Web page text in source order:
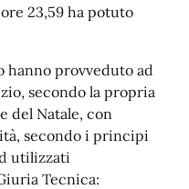
23,59 ha potuto
provveduto ad
secondo la propria
del Natale, con
secondo i principi
utilizzati
Tecnica: